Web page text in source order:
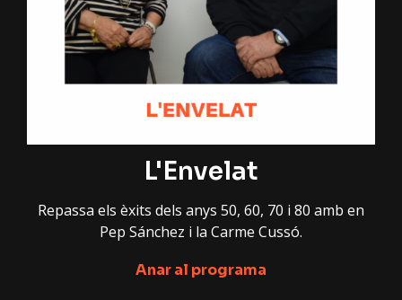
L'Envelat
Repassa els èxits dels anys 50, 60, 70 i 80 amb en
Pep Sánchez i la Carme Cussó.
Anar al programa